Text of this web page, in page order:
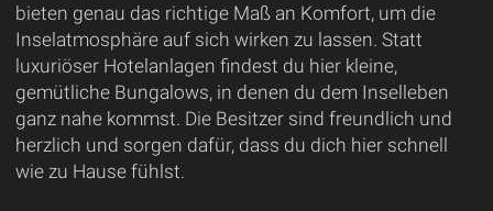
bieten genau das richtige Maß an Komfort, um die
Inselatmosphäre auf sich wirken zu lassen. Statt
luxuriöser Hotelanlagen findest du hier kleine,
gemütliche Bungalows, in denen du dem Inselleben
ganz nahe kommst. Die Besitzer sind freundlich und
herzlich und sorgen dafür, dass du dich hier schnell
wie zu Hause fühlst.